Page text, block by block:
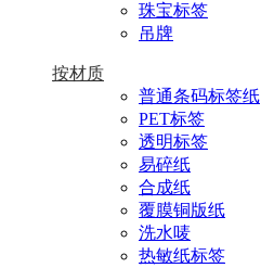
珠宝标签
吊牌
按材质
普通条码标签纸
PET标签
透明标签
易碎纸
合成纸
覆膜铜版纸
洗水唛
热敏纸标签